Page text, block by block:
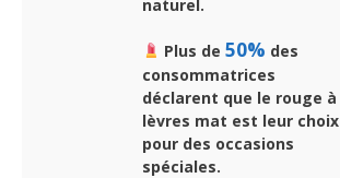
naturel.
Plus de 50% des
consommatrices
déclarent que le rouge à
lèvres mat est leur choix
pour des occasions
spéciales.